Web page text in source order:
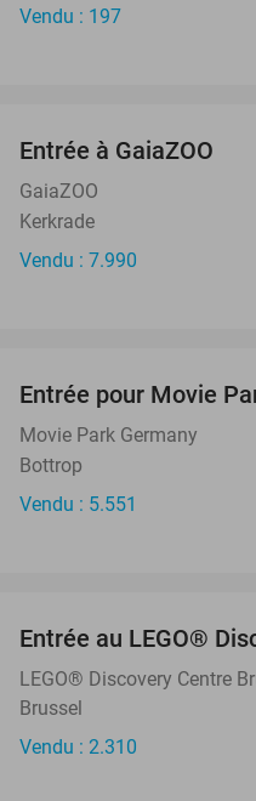
Vendu : 197
Entrée à GaiaZOO
GaiaZOO
Kerkrade
Vendu : 7.990
Entrée pour Movie
Movie Park Germany
Bottrop
Vendu : 5.551
Entrée au LEGO®
LEGO® Discovery Centre
Brussel
Vendu : 2.310